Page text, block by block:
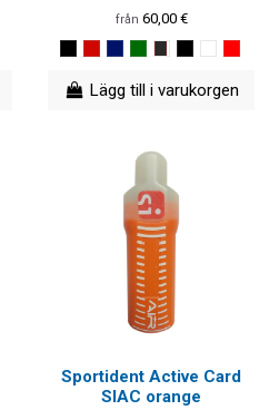
från 60,00 €
Lägg till i varukorgen
Sportident Active Card
SIAC orange